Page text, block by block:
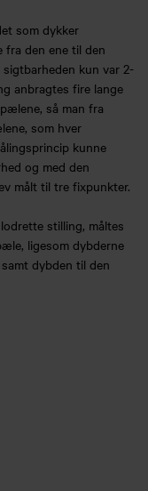
som dykker
den ene til den
kun var 2-
anbragtes fire lange
så man fra
som hver
kunne
og med den
målt til tre fixpunkter.
stilling, måltes
ligesom dybderne
dybden til den